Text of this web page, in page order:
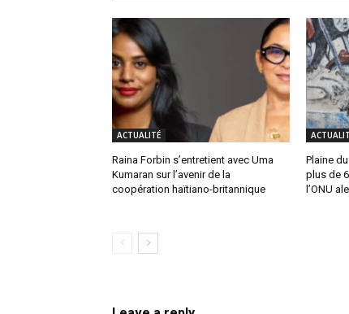
ACTUALITÉ
Raina Forbin s’entretient avec Uma
Kumaran sur l’avenir de la
coopération haïtiano-britannique
Plaine
plus de
l’ONU